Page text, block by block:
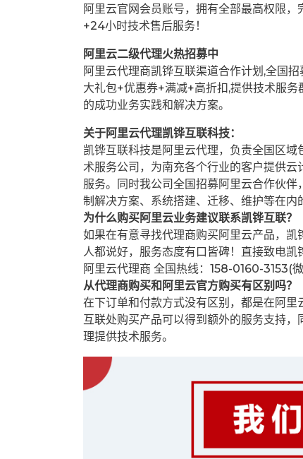
阿里云官网会员账号，拥有全部最高权限
+24小时技术售后服务！
阿里云二级代理火热招募中
阿里云代理商凯铧互联渠道合作计划,全国
大礼包+优惠券+满减+高折扣,提供技术服
的成功业务实践和解决方案。
关于阿里云代理凯铧互联科技：
凯铧互联科技是阿里云代理，负责全国区
术服务公司，为南充各个行业的客户提供
服务。同时我公司全国招募阿里云合作伙
制解决方案、系统搭建、迁移、维护等在内
为什么购买阿里云业务建议联系凯铧互联？
如果在有意寻找代理商购买阿里云产品，
人都说好，服务态度有口皆碑！直接致电凯
阿里云代理商 全国热线：158-0160-3153(
从代理商购买和阿里云官方购买有区别吗？
在下订单和付款方式没有区别，都是在阿
互联处购买产品可以得到额外的服务支持
理提供技术服务。